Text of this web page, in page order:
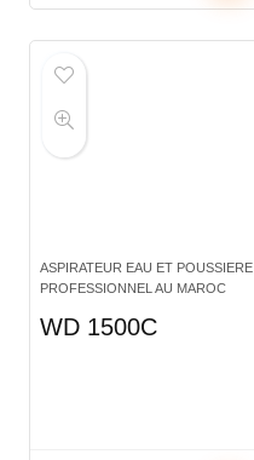
ASPIRATEUR EAU ET POUSSIERE
PROFESSIONNEL AU MAROC
WD 1500C